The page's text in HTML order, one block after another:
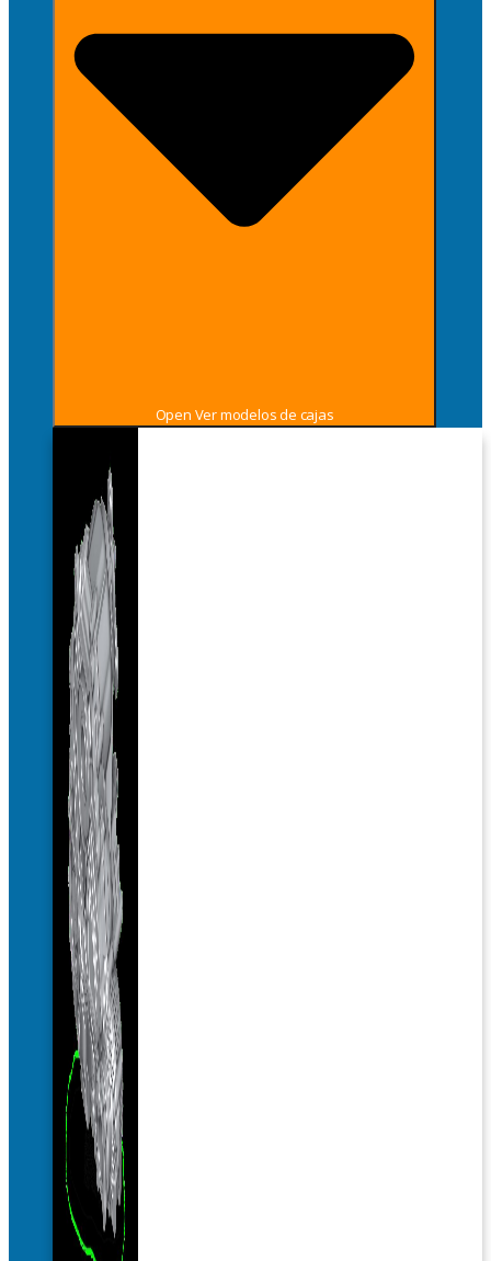
Open Ver modelos de cajas